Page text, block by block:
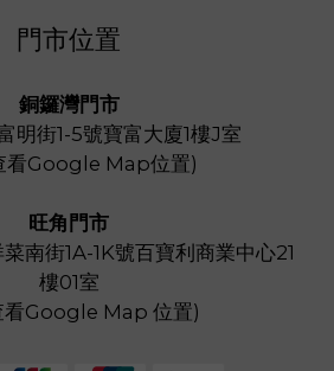
門市位置
銅鑼灣門市
明街1-5號寶富大廈1樓J室
看Google Map位置)
旺角門市
南街1A-1K號百寶利商業中心21
樓01室
看Google Map 位置)